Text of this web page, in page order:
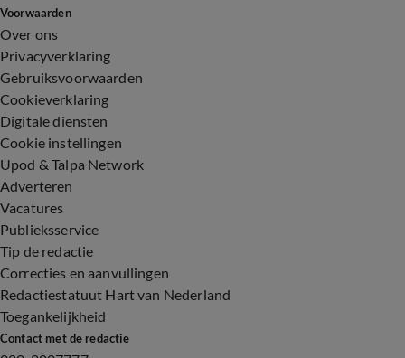
Voorwaarden
Over ons
Privacyverklaring
Gebruiksvoorwaarden
Cookieverklaring
Digitale diensten
Cookie instellingen
Upod & Talpa Network
Adverteren
Vacatures
Publieksservice
Tip de redactie
Correcties en aanvullingen
Redactiestatuut Hart van Nederland
Toegankelijkheid
Contact met de redactie